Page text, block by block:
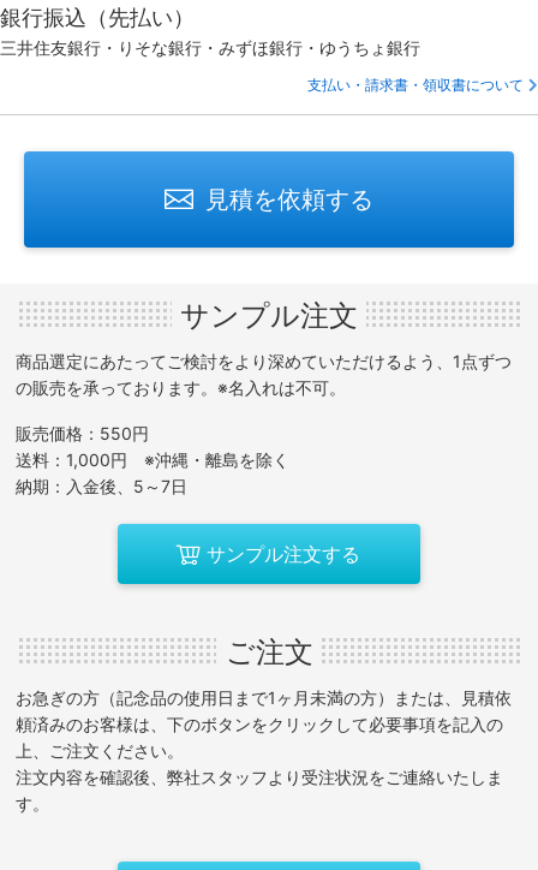
銀行振込（先払い）
三井住友銀行・りそな銀行・みずほ銀行・ゆうちょ銀行
支払い・請求書・領収書について
見積を依頼する
サンプル注文
商品選定にあたってご検討をより深めていただけるよう、1点ずつ
の販売を承っております。※名入れは不可。
販売価格：550円
送料：1,000円 ※沖縄・離島を除く
納期：入金後、5～7日
サンプル注文する
ご注文
お急ぎの方（記念品の使用日まで1ヶ月未満の方）または、見積依
頼済みのお客様は、下のボタンをクリックして必要事項を記入の
上、ご注文ください。
注文内容を確認後、弊社スタッフより受注状況をご連絡いたしま
す。